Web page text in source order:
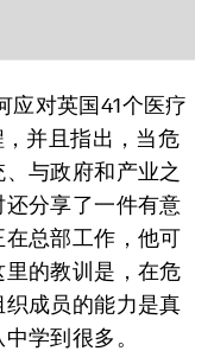
对英国41个医疗
并且指出，当危
与政府和产业之
分享了一件有意
总部工作，他可
的教训是，在危
成员的能力是真
学到很多。